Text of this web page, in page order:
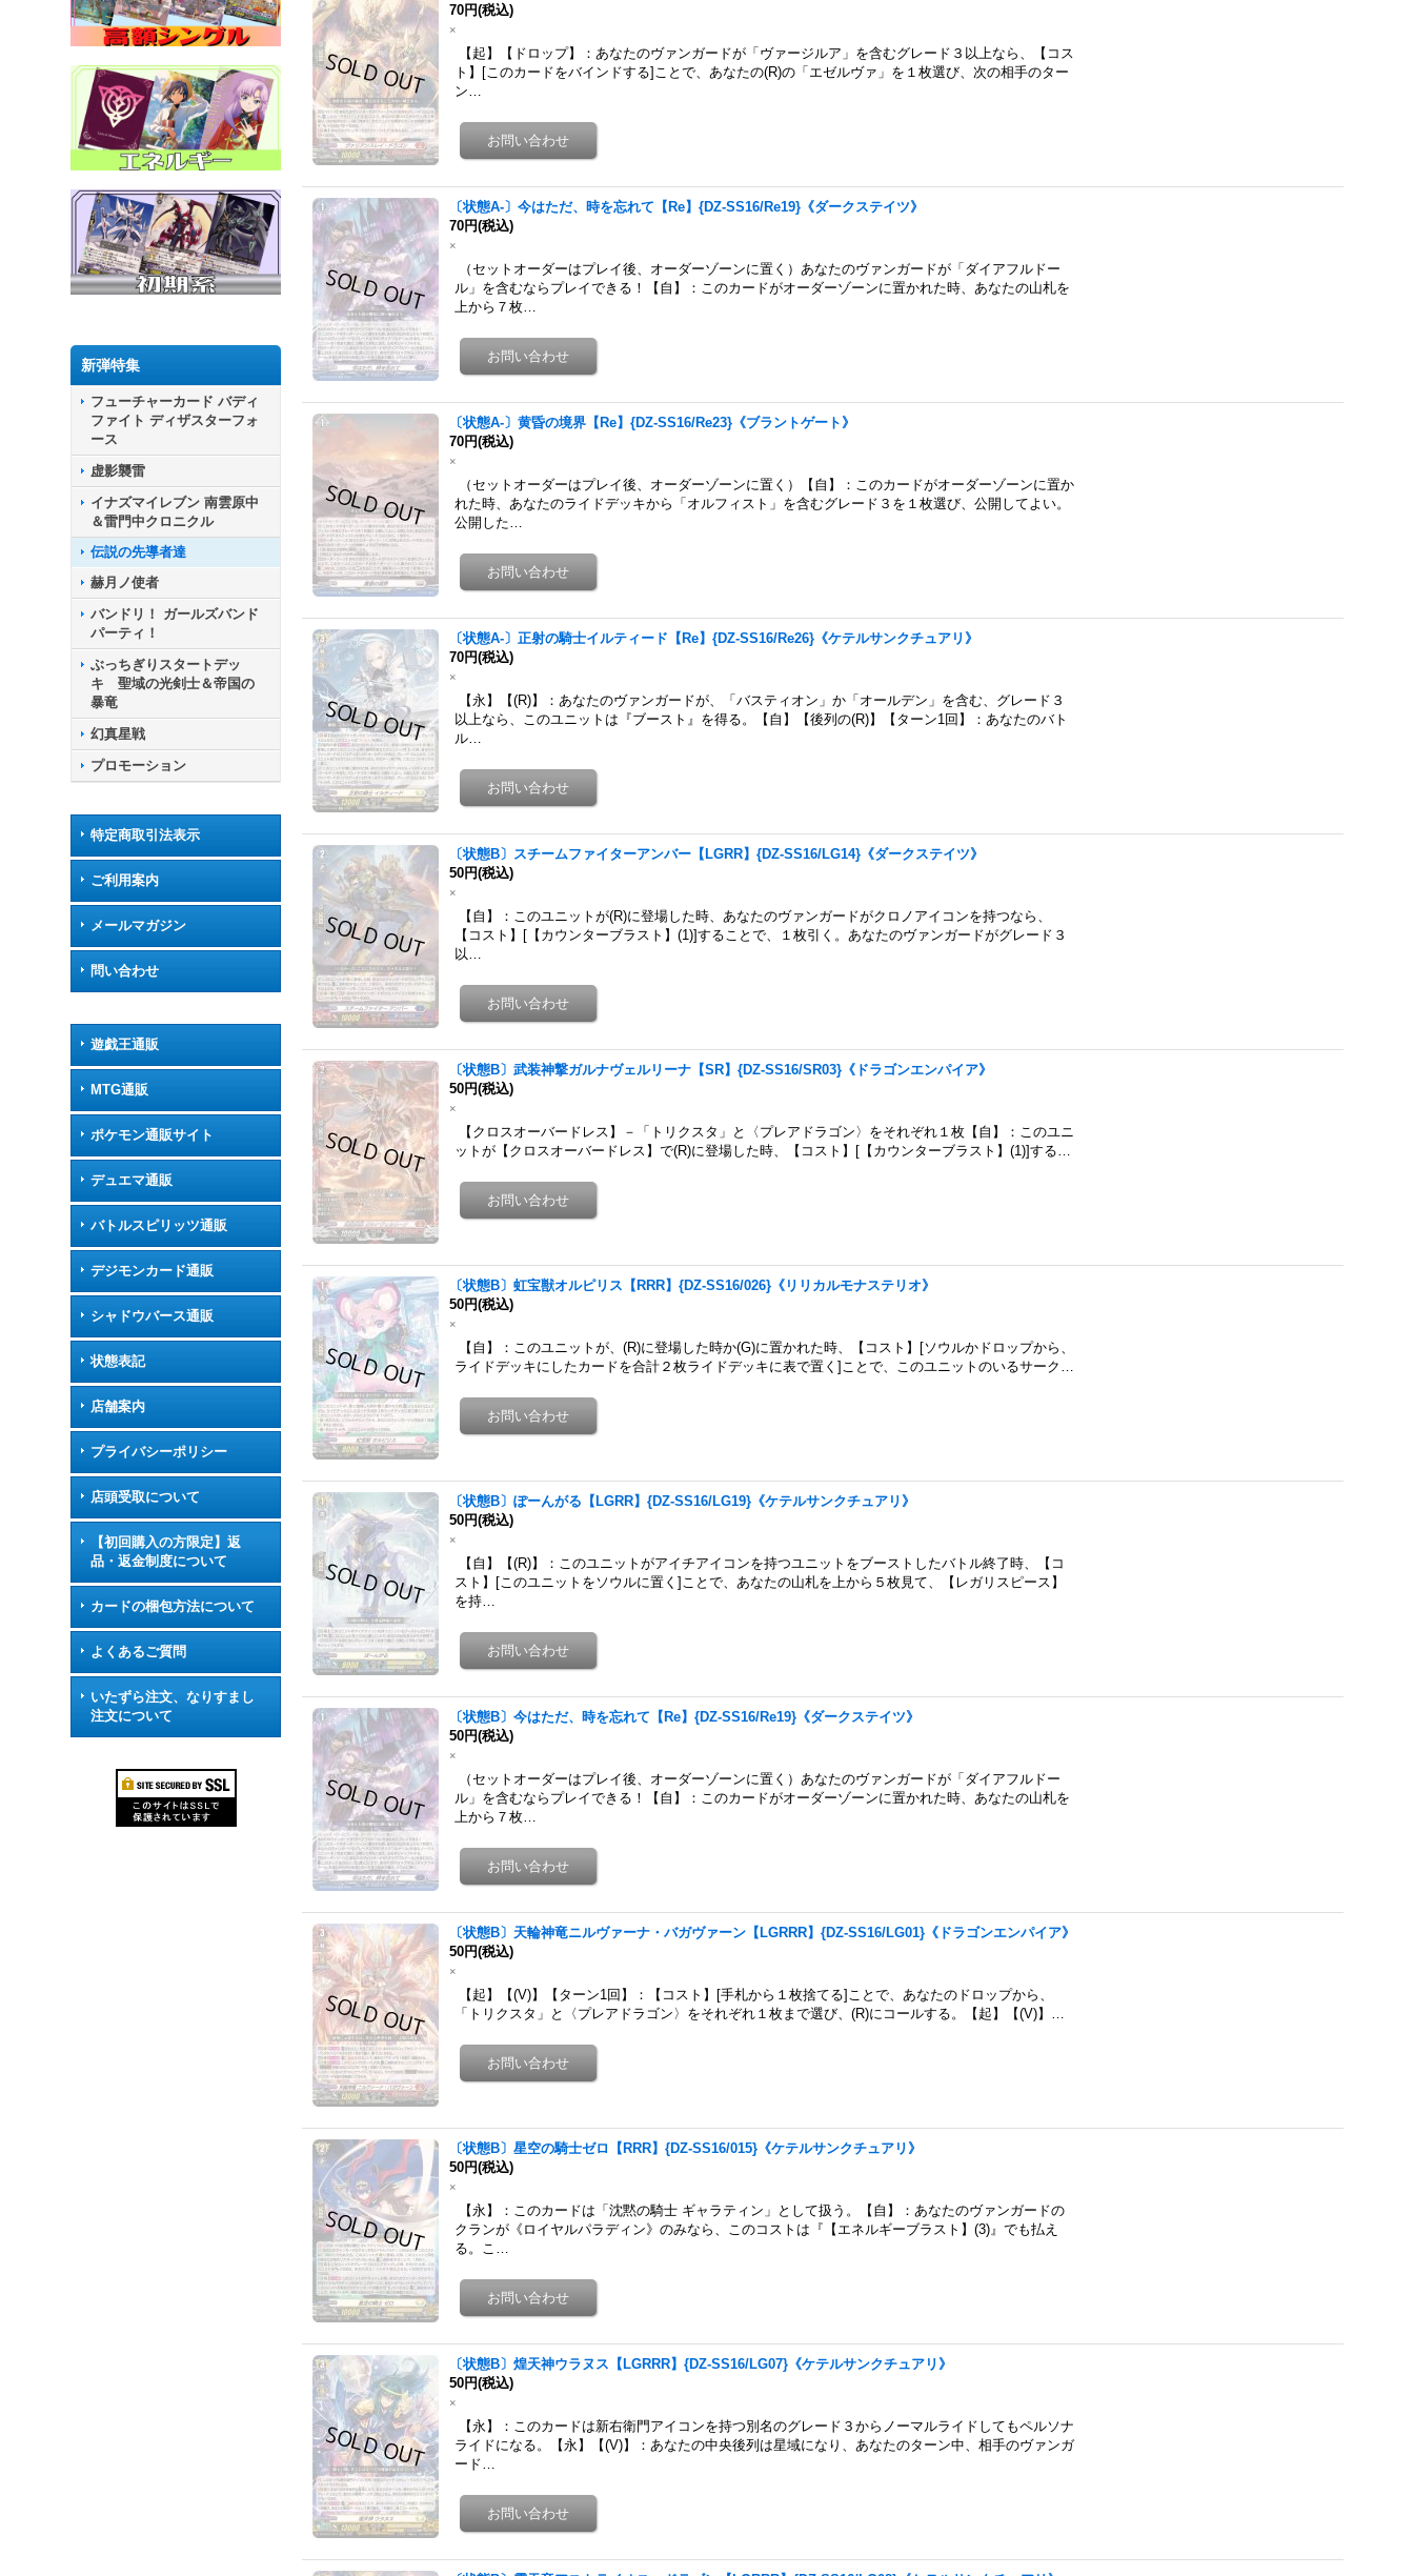
新弾特集
フューチャーカード バディ
ファイト ディザスターフォ
ース
虚影襲雷
イナズマイレブン 南雲原中
＆雷門中クロニクル
伝説の先導者達
赫月ノ使者
バンドリ！ ガールズバンド
パーティ！
ぶっちぎりスタートデッ
キ 聖域の光剣士＆帝国の
暴竜
幻真星戦
プロモーション
特定商取引法表示
ご利用案内
メールマガジン
問い合わせ
遊戯王通販
MTG通販
ポケモン通販サイト
デュエマ通販
バトルスピリッツ通販
デジモンカード通販
シャドウバース通販
状態表記
店舗案内
プライバシーポリシー
店頭受取について
【初回購入の方限定】返
品・返金制度について
カードの梱包方法について
よくあるご質問
いたずら注文、なりすまし
注文について
70円(税込)
×
【起】【ドロップ】：あなたのヴァンガードが「ヴァージルア」を含むグレード３以上なら、【コス
ト】[このカードをバインドする]ことで、あなたの(R)の「エゼルヴァ」を１枚選び、次の相手のター
ン…
〔状態A-〕今はただ、時を忘れて【Re】{DZ-SS16/Re19}《ダークステイツ》
70円(税込)
×
（セットオーダーはプレイ後、オーダーゾーンに置く）あなたのヴァンガードが「ダイアフルドー
ル」を含むならプレイできる！【自】：このカードがオーダーゾーンに置かれた時、あなたの山札を
上から７枚…
〔状態A-〕黄昏の境界【Re】{DZ-SS16/Re23}《ブラントゲート》
70円(税込)
×
（セットオーダーはプレイ後、オーダーゾーンに置く）【自】：このカードがオーダーゾーンに置か
れた時、あなたのライドデッキから「オルフィスト」を含むグレード３を１枚選び、公開してよい。
公開した…
〔状態A-〕正射の騎士イルティード【Re】{DZ-SS16/Re26}《ケテルサンクチュアリ》
70円(税込)
×
【永】【(R)】：あなたのヴァンガードが、「バスティオン」か「オールデン」を含む、グレード３
以上なら、このユニットは『ブースト』を得る。【自】【後列の(R)】【ターン1回】：あなたのバト
ル…
〔状態B〕スチームファイターアンバー【LGRR】{DZ-SS16/LG14}《ダークステイツ》
50円(税込)
×
【自】：このユニットが(R)に登場した時、あなたのヴァンガードがクロノアイコンを持つなら、
【コスト】[【カウンターブラスト】(1)]することで、１枚引く。あなたのヴァンガードがグレード３
以…
〔状態B〕武装神撃ガルナヴェルリーナ【SR】{DZ-SS16/SR03}《ドラゴンエンパイア》
50円(税込)
×
【クロスオーバードレス】－「トリクスタ」と〈プレアドラゴン〉をそれぞれ１枚【自】：このユニ
ットが【クロスオーバードレス】で(R)に登場した時、【コスト】[【カウンターブラスト】(1)]する…
〔状態B〕虹宝獣オルピリス【RRR】{DZ-SS16/026}《リリカルモナステリオ》
50円(税込)
×
【自】：このユニットが、(R)に登場した時か(G)に置かれた時、【コスト】[ソウルかドロップから、
ライドデッキにしたカードを合計２枚ライドデッキに表で置く]ことで、このユニットのいるサーク…
〔状態B〕ぽーんがる【LGRR】{DZ-SS16/LG19}《ケテルサンクチュアリ》
50円(税込)
×
【自】【(R)】：このユニットがアイチアイコンを持つユニットをブーストしたバトル終了時、【コ
スト】[このユニットをソウルに置く]ことで、あなたの山札を上から５枚見て、【レガリスピース】
を持…
〔状態B〕今はただ、時を忘れて【Re】{DZ-SS16/Re19}《ダークステイツ》
50円(税込)
×
（セットオーダーはプレイ後、オーダーゾーンに置く）あなたのヴァンガードが「ダイアフルドー
ル」を含むならプレイできる！【自】：このカードがオーダーゾーンに置かれた時、あなたの山札を
上から７枚…
〔状態B〕天輪神竜ニルヴァーナ・バガヴァーン【LGRRR】{DZ-SS16/LG01}《ドラゴンエンパイア》
50円(税込)
×
【起】【(V)】【ターン1回】：【コスト】[手札から１枚捨てる]ことで、あなたのドロップから、
「トリクスタ」と〈プレアドラゴン〉をそれぞれ１枚まで選び、(R)にコールする。【起】【(V)】…
〔状態B〕星空の騎士ゼロ【RRR】{DZ-SS16/015}《ケテルサンクチュアリ》
50円(税込)
×
【永】：このカードは「沈黙の騎士 ギャラティン」として扱う。【自】：あなたのヴァンガードの
クランが《ロイヤルパラディン》のみなら、このコストは『【エネルギーブラスト】(3)』でも払え
る。こ…
〔状態B〕煌天神ウラヌス【LGRRR】{DZ-SS16/LG07}《ケテルサンクチュアリ》
50円(税込)
×
【永】：このカードは新右衛門アイコンを持つ別名のグレード３からノーマルライドしてもペルソナ
ライドになる。【永】【(V)】：あなたの中央後列は星域になり、あなたのターン中、相手のヴァンガ
ード…